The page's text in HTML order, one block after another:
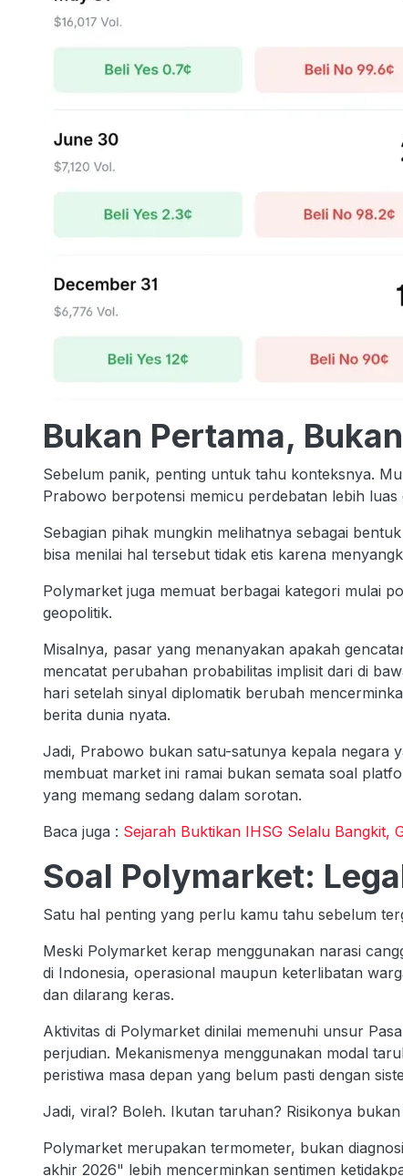
Bukan Pertama,
Sebelum panik, penting untuk tahu konteksnya.
Prabowo berpotensi memicu perdebatan lebih luas
Sebagian pihak mungkin melihatnya sebagai
bisa menilai hal tersebut tidak etis karena
Polymarket juga memuat berbagai kategori mulai
geopolitik.
Misalnya, pasar yang menanyakan apakah
mencatat perubahan probabilitas implisit dari di
hari setelah sinyal diplomatik berubah
berita dunia nyata.
Jadi, Prabowo bukan satu-satunya kepala negara
membuat market ini ramai bukan semata soal
yang memang sedang dalam sorotan.
Baca juga : Sejarah Buktikan IHSG Selalu Bangkit,
Soal Polymarket:
Satu hal penting yang perlu kamu tahu sebelum
Meski Polymarket kerap menggunakan narasi
di Indonesia, operasional maupun keterlibatan
dan dilarang keras.
Aktivitas di Polymarket dinilai memenuhi unsur
perjudian. Mekanismenya menggunakan modal
peristiwa masa depan yang belum pasti dengan
Jadi, viral? Boleh. Ikutan taruhan? Risikonya
Polymarket merupakan termometer, bukan
akhir 2026" lebih mencerminkan sentimen